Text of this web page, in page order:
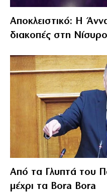
Αποκλειστικό: Η
διακοπές στη
Από τα Γλυπτά του
μέχρι τα Bora Bora